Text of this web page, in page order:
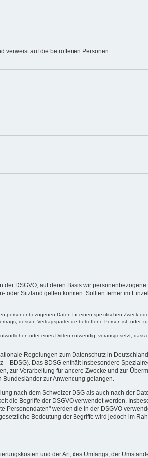
verweist auf die betroffenen Personen.
DSGVO, auf deren Basis wir
oder Sitzland gelten können. Sollten ferner im
personenbezogenen Daten für einen spezifischen Zweck
dessen Vertragspartei die betroffene Person ist, oder
oder eines Dritten notwendig, vorausgesetzt, dass
Regelungen zum Datenschutz in
BDSG). Das BDSG enthält insbesondere
zur Verarbeitung für andere Zwecke und zur
Bundesländer zur Anwendung gelangen.
nach dem Schweizer DSG als auch nach der
die Begriffe der DSGVO verwendet werden.
Personendaten" werden die in der DSGVO
Bedeutung der Begriffe wird jedoch im
und der Art, des Umfangs, der